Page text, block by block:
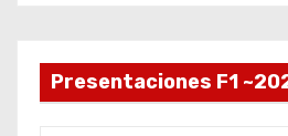
Presentaciones F1